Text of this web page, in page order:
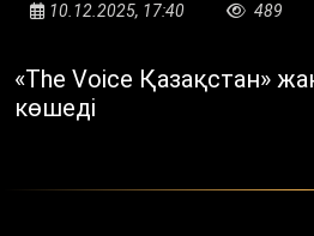
10.12.2025, 17:40 489
«The Voice Қазақстан»
көшеді